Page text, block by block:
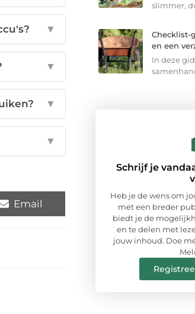
▼
▼
▼
▼
Email
slimmer,
Checklist-
en een
In deze
Schrijf je
Heb je de wens om
met een breder
biedt je de
en te delen met
jouw inhoud. Doe